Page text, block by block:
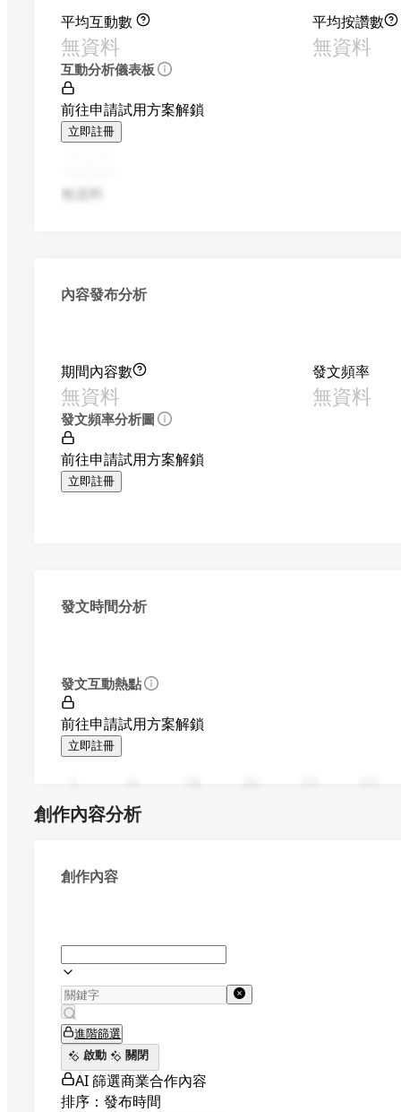
平均互動數
無資料
平均按讚數
無資料
互動分析儀表板
前往申請試用方案解鎖
立即註冊
無資料
內容發布分析
期間內容數
無資料
發文頻率
無資料
發文頻率分析圖
前往申請試用方案解鎖
立即註冊
發文時間分析
發文互動熱點
前往申請試用方案解鎖
立即註冊
創作內容分析
創作內容
進階篩選
啟動
關閉
AI 篩選商業合作內容
排序：發布時間